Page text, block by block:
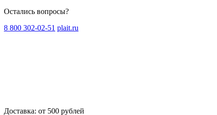
Остались вопросы?
8 800 302-02-51 plait.ru
Доставка: от 500 рублей